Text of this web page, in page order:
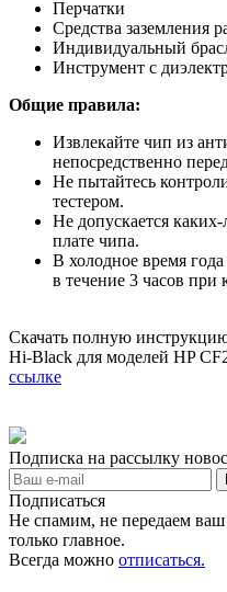
Перчатки
Средства заземления
Индивидуальный
Инструмент с
Общие правила:
Извлекайте чип из
непосредственно
Не пытайтесь
тестером.
Не допускается
плате чипа.
В холодное время
в течение 3 часов при
Скачать полную
Hi-Black для моделей HP
ссылке
Подписка на рассылку
Подписаться
Не спамим, не передаем ваш
только главное.
Всегда можно отписаться.